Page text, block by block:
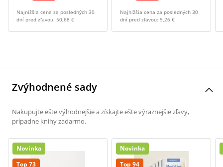
Najnižšia cena za posledných 30
dní pred zľavou: 50,68 €
Najnižšia cena za posledných 30
dní pred zľavou: 9,26 €
Zvýhodnené sady
Nakupujte ešte výhodnejšie a získajte ešte výraznejšie zľavy,
prípadne knihy zadarmo.
Novinka
Top 73
Novinka
Top 94